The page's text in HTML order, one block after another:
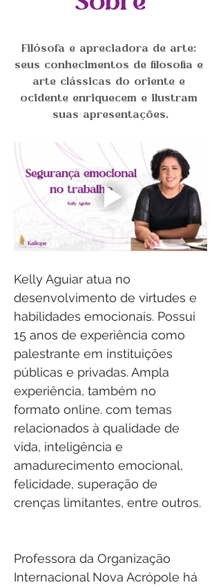
Filósofa e apreciadora de arte:
seus conhecimentos de filosofia e
arte clássicas do oriente e
ocidente enriquecem e ilustram
suas apresentações.
Kelly Aguiar atua no
desenvolvimento de virtudes e
habilidades emocionais. Possui
15 anos de experiência como
palestrante em instituições
públicas e privadas. Ampla
experiência, também no
formato online. com temas
relacionados à qualidade de
vida, inteligência e
amadurecimento emocional,
felicidade, superação de
crenças limitantes, entre outros.
Professora da Organização
Internacional Nova Acrópole há